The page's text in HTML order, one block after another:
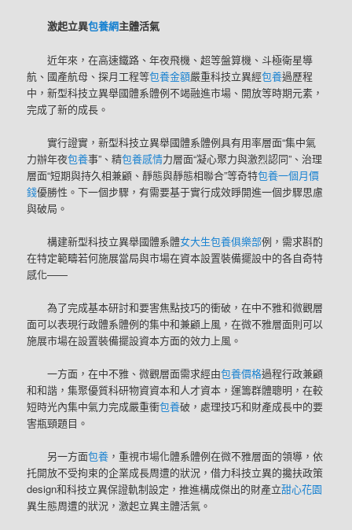
激起立異包養網主體活氣
近年來，在高速鐵路、年夜飛機、超等盤算機、斗極衛星導
航、國產航母、探月工程等包養金額嚴重科技立異經包養過歷程
中，新型科技立異舉國體系體例不竭融進市場、開放等時期元素，
完成了新的成長。
實行證實，新型科技立異舉國體系體例具有用率層面“集中氣
力辦年夜包養事”、精包養感情力層面“凝心聚力與激烈認同”、治理
層面“短期與持久相兼顧、靜態與靜態相聯合”等奇特包養一個月價
錢優勝性。下一個步驟，有需要基于實行成效睜開進一個步驟思慮
與破局。
構建新型科技立異舉國體系體女大生包養俱樂部例，需求斟酌
在特定範疇若何施展當局與市場在資本設置裝備擺設中的各自奇特
感化——
為了完成基本研討和要害焦點技巧的衝破，在中不雅和微觀層
面可以表現行政體系體例的集中和兼顧上風，在微不雅層面則可以
施展市場在設置裝備擺設資本方面的效力上風。
一方面，在中不雅、微觀層面需求經由包養價格過程行政兼顧
和和諧，集聚優質科研物資資本和人才資本，運籌群體聰明，在較
短時光內集中氣力完成嚴重衝包養破，處理技巧和財產成長中的要
害瓶頸題目。
另一方面包養 ，重視市場化體系體例在微不雅層面的領導，依
托開放不受拘束的企業成長周遭的狀況，借力科技立異的攙扶政策
design和科技立異保證軌制設定，推進構成傑出的財產立甜心花園
異生態周遭的狀況，激起立異主體活氣。